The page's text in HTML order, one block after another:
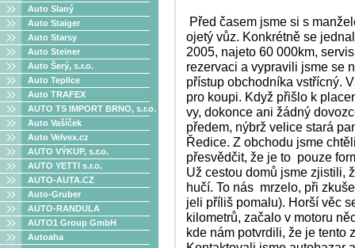
Auto Slaný
Auto Staiger
Auto Starsy
Auto Steiner
Auto Šerý, s.r.o.
Auto Teplice
Auto TRAFEX
AUTO TS IMPORT BRNO, s.r.o.
Auto Vašíček
Auto Velvex.cz
AUTO VÝKUP, s.r.o.
AUTO YETTI s.r.o.
AUTO-AUTA.CZ
Auto-Gruber
AUTO-RANDULA
AUTO1 Group GmbH
Autoaha
Před časem jsme si s
ojetý vůz. Konkrétně se
2005, najeto 60 000km,
rezervaci a vypravili jsme se
přístup obchodníka vstřícný.
pro koupi. Když přišlo k
vy, dokonce ani žádný
předem, nýbrž velice stará
Ředice. Z obchodu jsme
přesvědčit, že je to pouze
Už cestou domů jsme zjistili,
hučí. To nás mrzelo, při
jeli příliš pomalu). Horší věc
kilometrů, začalo v motoru
kde nám potvrdili, že je tento